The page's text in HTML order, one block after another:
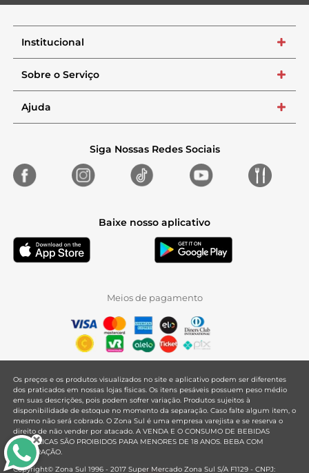
Institucional +
Sobre o Serviço +
Ajuda +
Siga Nossas Redes Sociais
Baixe nosso aplicativo
Meios de pagamento
Os preços e os produtos visualizados no site e aplicativo podem ser diferentes
dos praticados em nossas lojas físicas. Os itens pesáveis possuem peso médio
em suas descrições, pois podem sofrer variação. Produtos sujeitos à
disponibilidade de estoque no momento da separação. Caso falte algum item, o
mesmo não será cobrado. O Zona Sul é uma empresa varejista e se reserva o
direito de não vender por atacado. A VENDA E O CONSUMO DE BEBIDAS
ALCOÓLICAS SÃO PROIBIDOS PARA MENORES DE 18 ANOS. BEBA COM
MODERAÇÃO.
Copyright© Zona Sul 1996 - 2017 Super Mercado Zona Sul S/A F1129 - CNPJ: